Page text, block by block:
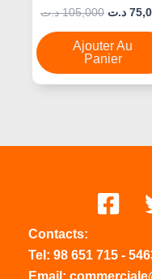
Note
Sur
5
105,000 د.ت د.ت
Ajouter Au
Panier
Contacts:
Tel: 98 651 715 -